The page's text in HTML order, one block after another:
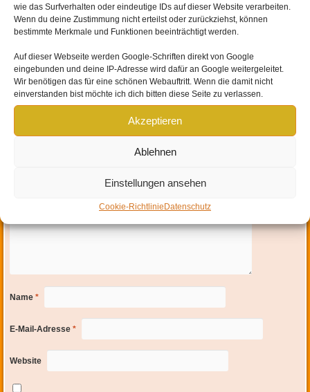
wie das Surfverhalten oder eindeutige IDs auf dieser Website verarbeiten.
Wenn du deine Zustimmung nicht erteilst oder zurückziehst, können
bestimmte Merkmale und Funktionen beeinträchtigt werden.
Auf dieser Webseite werden Google-Schriften direkt von Google
eingebunden und deine IP-Adresse wird dafür an Google weitergeleitet.
Wir benötigen das für eine schönen Webauftritt. Wenn die damit nicht
einverstanden bist möchte ich dich bitten diese Seite zu verlassen.
Akzeptieren
Ablehnen
Einstellungen ansehen
Cookie-Richtlinie Datenschutz
Artikel-Navigation
←zu 5. 4-6 2022
SCHREIBE EINEN KOMMENTAR
Deine E-Mail-Adresse wird nicht veröffentlicht.
markiert
Name *
E-Mail-Adresse *
Website